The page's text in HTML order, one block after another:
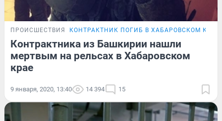
ПРОИСШЕСТВИЯ КОНТРАКТНИК ПОГИБ В ХАБАРОВСКОМ КРАЕ
Контрактника из Башкирии нашли
мертвым на рельсах в Хабаровском
крае
9 января, 2020, 13:40 14 394 15